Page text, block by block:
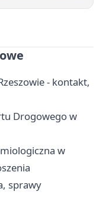
- kontakt,
Drogowego w
w
sprawy